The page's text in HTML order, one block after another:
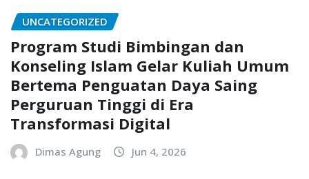
UNCATEGORIZED
Program Studi Bimbingan dan
Konseling Islam Gelar Kuliah Umum
Bertema Penguatan Daya Saing
Perguruan Tinggi di Era
Transformasi Digital
Dimas Agung Jun 4, 2026